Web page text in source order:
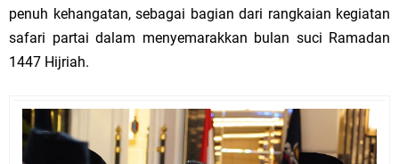
penuh kehangatan, sebagai bagian dari rangkaian kegiatan
safari partai dalam menyemarakkan bulan suci Ramadan
1447 Hijriah.